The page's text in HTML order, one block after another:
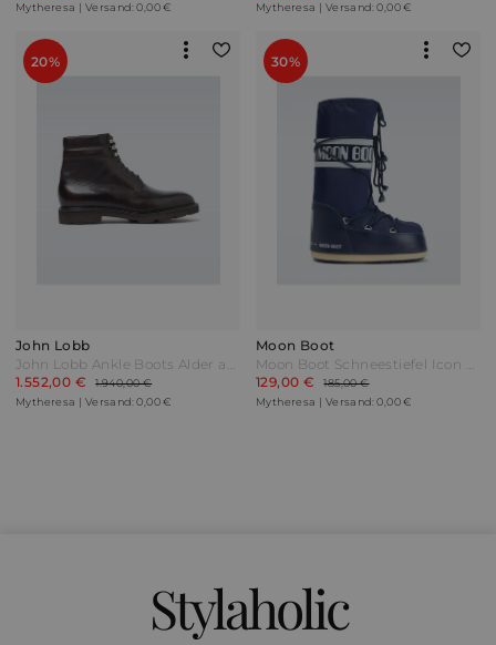
Mytheresa | Versand: 0,00 €
Mytheresa | Versand: 0,00 €
20%
John Lobb
John Lobb Ankle Boots Alder aus Leder Braun
1.552,00 €
1.940,00 €
Mytheresa | Versand: 0,00 €
30%
Moon Boot
Moon Boot Schneestiefel Icon aus Nylon Blau
129,00 €
185,00 €
Mytheresa | Versand: 0,00 €
Stylaholic